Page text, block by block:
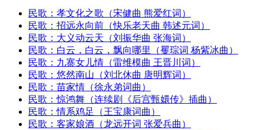
民歌：孝文化之歌（宋健曲 熊爱红词）
民歌：招远永向前（快乐老天曲 韩述元词）
民歌：大义动云天（刘振华曲 张海词）
民歌：白云，白云，飘向哪里（矍琮词 杨紫冰曲）
民歌：九寨女儿情（雷维模曲 王晋川词）
民歌：悠然南山（刘北休曲 唐明辉词）
民歌：苗家情（徐永弟词曲）
民歌：惊鸿舞（连续剧《后宫甄嬛传》插曲）
民歌：情系鸡足（王宝康词曲）
民歌：客家娘酒（龙远开词 张爱兵曲）